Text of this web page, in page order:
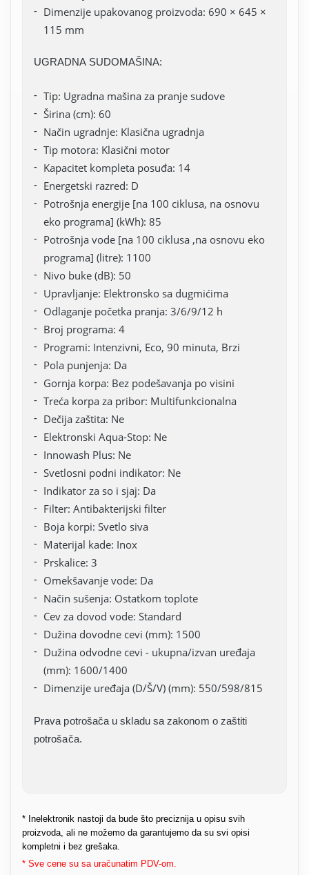
Dimenzije upakovanog proizvoda: 690 × 645 ×
115 mm
UGRADNA SUDOMAŠINA:
Tip: Ugradna mašina za pranje sudove
Širina (cm): 60
Način ugradnje: Klasična ugradnja
Tip motora: Klasični motor
Kapacitet kompleta posuđa: 14
Energetski razred: D
Potrošnja energije [na 100 ciklusa, na osnovu
eko programa] (kWh): 85
Potrošnja vode [na 100 ciklusa ,na osnovu eko
programa] (litre): 1100
Nivo buke (dB): 50
Upravljanje: Elektronsko sa dugmićima
Odlaganje početka pranja: 3/6/9/12 h
Broj programa: 4
Programi: Intenzivni, Eco, 90 minuta, Brzi
Pola punjenja: Da
Gornja korpa: Bez podešavanja po visini
Treća korpa za pribor: Multifunkcionalna
Dečija zaštita: Ne
Elektronski Aqua-Stop: Ne
Innowash Plus: Ne
Svetlosni podni indikator: Ne
Indikator za so i sjaj: Da
Filter: Antibakterijski filter
Boja korpi: Svetlo siva
Materijal kade: Inox
Prskalice: 3
Omekšavanje vode: Da
Način sušenja: Ostatkom toplote
Cev za dovod vode: Standard
Dužina dovodne cevi (mm): 1500
Dužina odvodne cevi - ukupna/izvan uređaja
(mm): 1600/1400
Dimenzije uređaja (D/Š/V) (mm): 550/598/815
Prava potrošača u skladu sa zakonom o zaštiti
potrošača.
* Inelektronik nastoji da bude što preciznija u opisu svih
proizvoda, ali ne možemo da garantujemo da su svi opisi
kompletni i bez grešaka.
* Sve cene su sa uračunatim PDV-om.